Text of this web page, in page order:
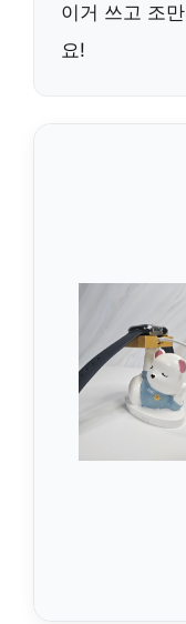
이거 쓰고 조
요!